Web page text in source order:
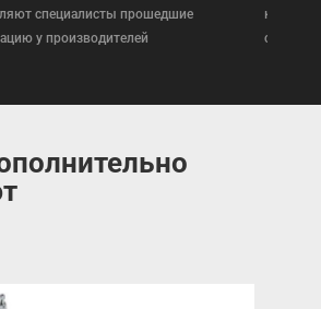
специалисты прошедшие
у производителей